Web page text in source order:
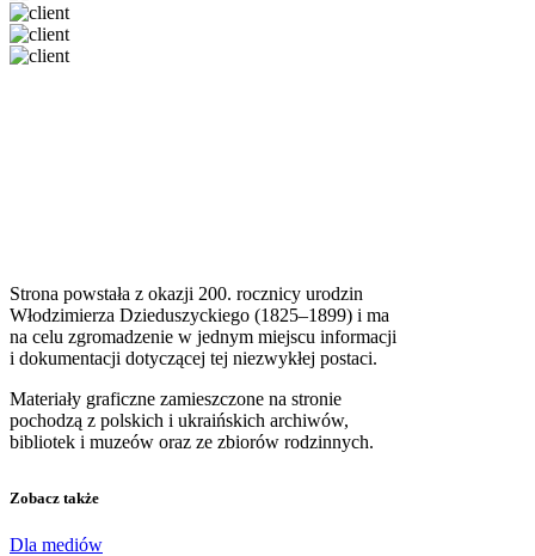
Strona powstała z okazji 200. rocznicy urodzin
Włodzimierza Dzieduszyckiego (1825–1899) i ma
na celu zgromadzenie w jednym miejscu informacji
i dokumentacji dotyczącej tej niezwykłej postaci.
Materiały graficzne zamieszczone na stronie
pochodzą z polskich i ukraińskich archiwów,
bibliotek i muzeów oraz ze zbiorów rodzinnych.
Zobacz także
Dla mediów